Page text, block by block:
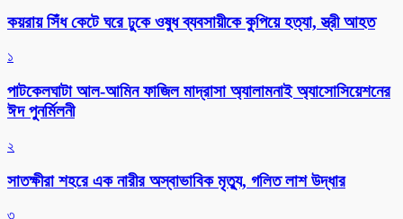
কয়রায় সিঁধ কেটে ঘরে ঢুকে ওষুধ ব্যবসায়ীকে কুপিয়ে হত্যা, স্ত্রী আহত
১
পাটকেলঘাটা আল-আমিন ফাজিল মাদ্রাসা অ্যালামনাই অ্যাসোসিয়েশনের
ঈদ পুনর্মিলনী
২
সাতক্ষীরা শহরে এক নারীর অস্বাভাবিক মৃত্যু, গলিত লাশ উদ্ধার
৩